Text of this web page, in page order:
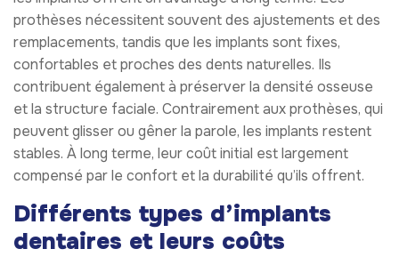
prothèses nécessitent souvent des ajustements et des
remplacements, tandis que les implants sont fixes,
confortables et proches des dents naturelles. Ils
contribuent également à préserver la densité osseuse
et la structure faciale. Contrairement aux prothèses, qui
peuvent glisser ou gêner la parole, les implants restent
stables. À long terme, leur coût initial est largement
compensé par le confort et la durabilité qu’ils offrent.
Différents types d’implants
dentaires et leurs coûts